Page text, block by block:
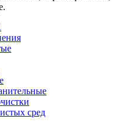
сред